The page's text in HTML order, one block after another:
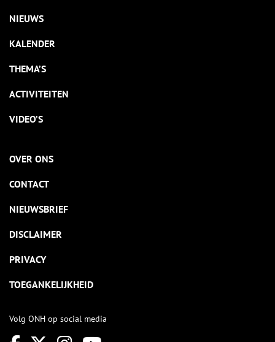
NIEUWS
KALENDER
THEMA’S
ACTIVITEITEN
VIDEO’S
OVER ONS
CONTACT
NIEUWSBRIEF
DISCLAIMER
PRIVACY
TOEGANKELIJKHEID
Volg ONH op social media